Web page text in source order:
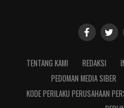
TENTANG KAMI REDAKSI
PEDOMAN MEDIA SIBER
KODE PERILAKU PERUSAHAAN